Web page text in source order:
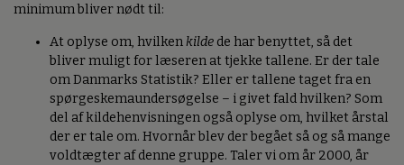
minimum bliver nødt til:
At oplyse om, hvilkenkilde de har benyttet, så det
bliver muligt for læseren at tjekke tallene. Er der tale
om Danmarks Statistik? Eller er tallene taget fra en
spørgeskemaundersøgelse – i givet fald hvilken? Som
del af kildehenvisningen også oplyse om, hvilket årstal
der er tale om. Hvornår blev der begået så og så mange
voldtægter af denne gruppe. Taler vi om år 2000, år